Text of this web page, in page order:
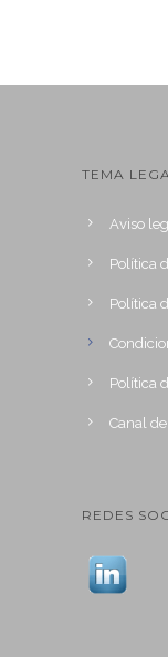
TEMA
Aviso
Política
Política
Política
Canal
REDES